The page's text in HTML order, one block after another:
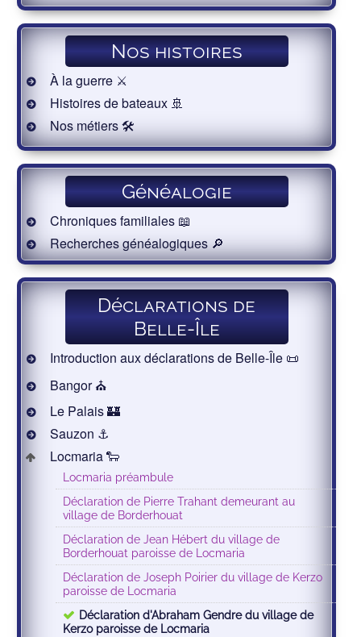
Nos histoires
À la guerre ⚔️
Histoires de bateaux 🚢
Nos métiers 🛠
Généalogie
Chroniques familiales 📖
Recherches généalogiques 🔎
Déclarations de
Belle-Île
Introduction aux déclarations de Belle-Île 📜
Bangor ⛪️
Le Palais 🏰
Sauzon ⚓️
Locmaria 🐑
Locmaria préambule
Déclaration de Pierre Trahant demeurant au
village de Borderhouat
Déclaration de Jean Hébert du village de
Borderhouat paroisse de Locmaria
Déclaration de Joseph Poirier du village de Kerzo
paroisse de Locmaria
Déclaration d'Abraham Gendre du village de
Kerzo paroisse de Locmaria